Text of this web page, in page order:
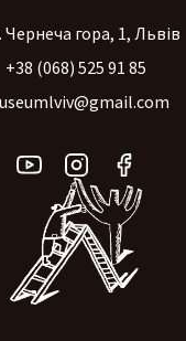
Чернеча гора, 1, Львів
+38 (068) 525 91 85